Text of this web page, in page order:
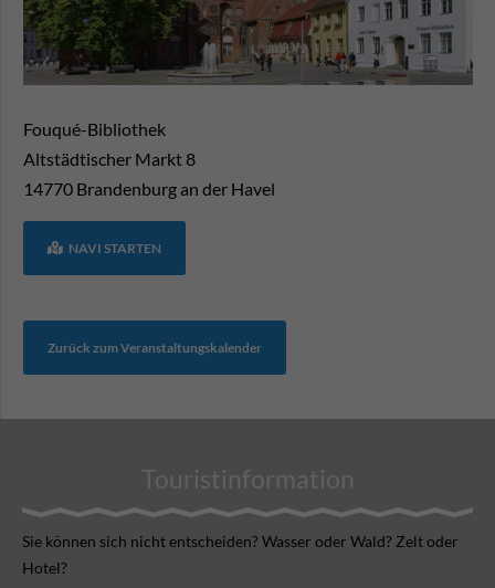
Fouqué-Bibliothek
Altstädtischer Markt 8
14770 Brandenburg an der Havel
NAVI STARTEN
Zurück zum Veranstaltungskalender
Touristinformation
Sie können sich nicht ent­scheiden? Wasser oder Wald? Zelt oder
Hotel?